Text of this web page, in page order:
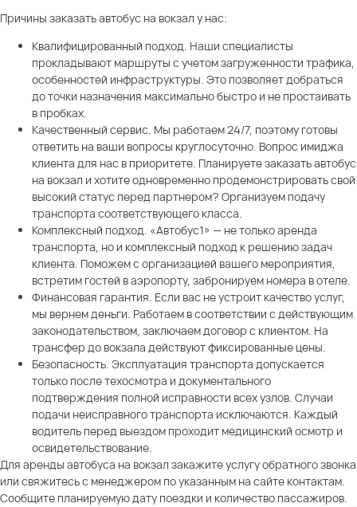
Причины заказать автобус на вокзал у нас:
Квалифицированный подход. Наши специалисты
прокладывают маршруты с учетом загруженности трафика,
особенностей инфраструктуры. Это позволяет добраться
до точки назначения максимально быстро и не простаивать
в пробках.
Качественный сервис. Мы работаем 24/7, поэтому готовы
ответить на ваши вопросы круглосуточно. Вопрос имиджа
клиента для нас в приоритете. Планируете заказать автобус
на вокзал и хотите одновременно продемонстрировать свой
высокий статус перед партнером? Организуем подачу
транспорта соответствующего класса.
Комплексный подход. «Автобус1» — не только аренда
транспорта, но и комплексный подход к решению задач
клиента. Поможем с организацией вашего мероприятия,
встретим гостей в аэропорту, забронируем номера в отеле.
Финансовая гарантия. Если вас не устроит качество услуг,
мы вернем деньги. Работаем в соответствии с действующим
законодательством, заключаем договор с клиентом. На
трансфер до вокзала действуют фиксированные цены.
Безопасность. Эксплуатация транспорта допускается
только после техосмотра и документального
подтверждения полной исправности всех узлов. Случаи
подачи неисправного транспорта исключаются. Каждый
водитель перед выездом проходит медицинский осмотр и
освидетельствование.
Для аренды автобуса на вокзал закажите услугу обратного звонка
или свяжитесь с менеджером по указанным на сайте контактам.
Сообщите планируемую дату поездки и количество пассажиров.